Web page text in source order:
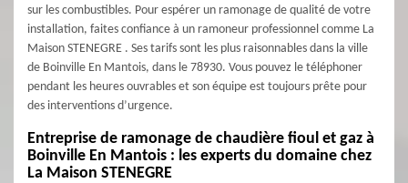
sur les combustibles. Pour espérer un ramonage de qualité de votre
installation, faites confiance à un ramoneur professionnel comme La
Maison STENEGRE . Ses tarifs sont les plus raisonnables dans la ville
de Boinville En Mantois, dans le 78930. Vous pouvez le téléphoner
pendant les heures ouvrables et son équipe est toujours prête pour
des interventions d’urgence.
Entreprise de ramonage de chaudière fioul et gaz à
Boinville En Mantois : les experts du domaine chez
La Maison STENEGRE